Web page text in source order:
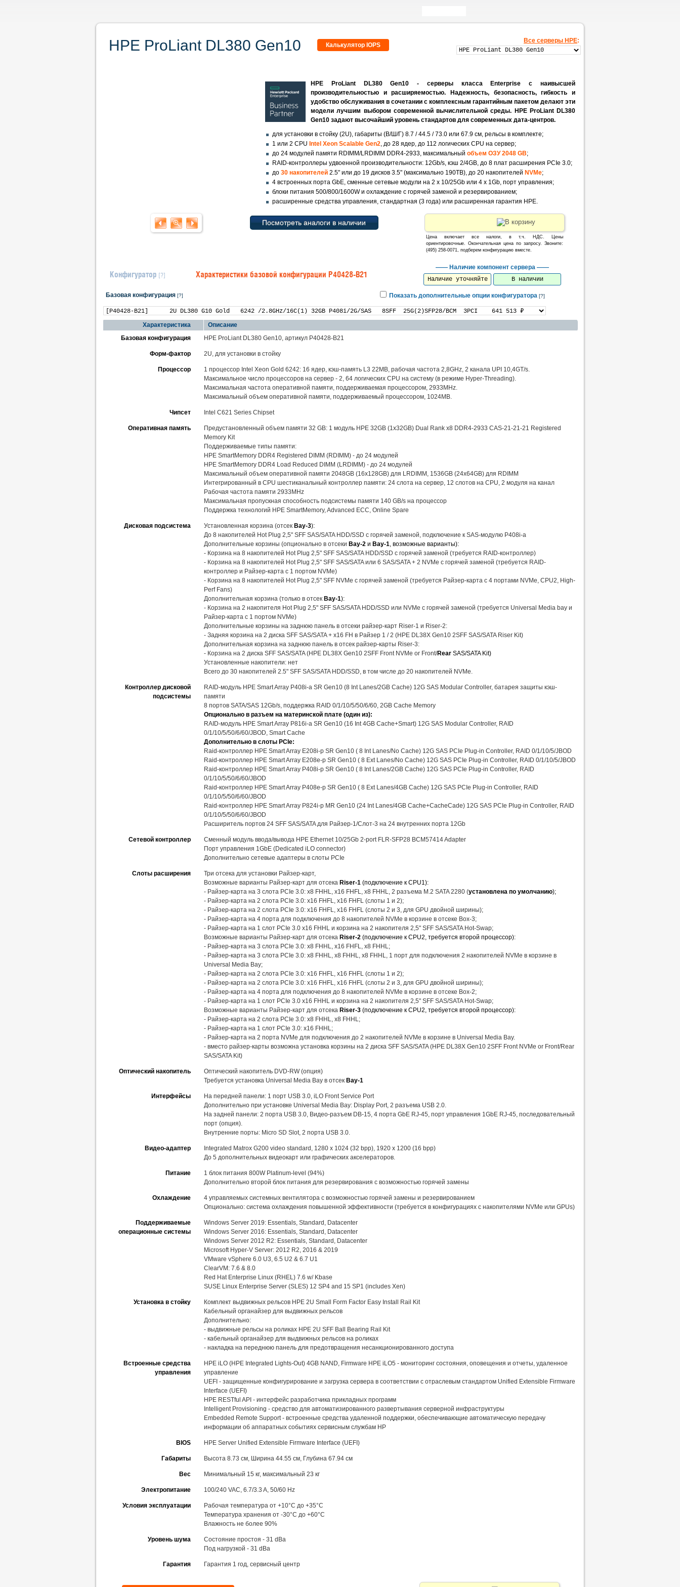
HPE ProLiant DL380 Gen10 Калькулятор IOPS
Все серверы HPE:
HPE ProLiant DL380 Gen10 - серверы класса Enterprise с наивысшей
производительностью и расширяемостью. Надежность, безопасность, гибкость и
удобство обслуживания в сочетании с комплексным гарантийным пакетом делают эти
модели лучшим выбором современной вычислительной среды. HPE ProLiant DL380
Gen10 задают высочайший уровень стандартов для современных дата-центров.
для установки в стойку (2U), габариты (В/Ш/Г) 8.7 / 44.5 / 73.0 или 67.9 см, рельсы в комплекте;
1 или 2 CPU Intel Xeon Scalable Gen2, до 28 ядер, до 112 логических CPU на сервер;
до 24 модулей памяти RDIMM/LRDIMM DDR4-2933, максимальный объем ОЗУ 2048 GB;
RAID-контроллеры удвоенной производительности: 12Gb/s, кэш 2/4GB, до 8 плат расширения PCIe 3.0;
до 30 накопителей 2.5" или до 19 дисков 3.5" (максимально 190TB), до 20 накопителей NVMe;
4 встроенных порта GbE, сменные сетевые модули на 2 x 10/25Gb или 4 x 1Gb, порт управления;
блоки питания 500/800/1600W и охлаждение с горячей заменой и резервированием;
расширенные средства управления, стандартная (3 года) или расширенная гарантия HPE.
Посмотреть аналоги в наличии
Цена включает все налоги, в т.ч. НДС. Цены
ориентировочные. Окончательная цена по запросу. Звоните:
(495) 258-0071, подберем конфигурацию вместе.
Конфигуратор [?] Характеристики базовой конфигурации P40428-B21
—— Наличие компонент сервера ——
Наличие уточняйте
В наличии
Базовая конфигурация [?] Показать дополнительные опции конфигуратора [?]
Характеристика
Описание
Базовая конфигурация
HPE ProLiant DL380 Gen10, артикул P40428-B21
Форм-фактор 2U, для установки в стойку
Процессор
1 процессор Intel Xeon Gold 6242: 16 ядер, кэш-память L3 22MB, рабочая частота 2,8GHz, 2 канала UPI 10,4GT/s.
Максимальное число процессоров на сервер - 2, 64 логических CPU на систему (в режиме Hyper-Threading).
Максимальная частота оперативной памяти, поддерживаемая процессором, 2933MHz.
Максимальный объем оперативной памяти, поддерживаемый процессором, 1024MB.
Чипсет Intel C621 Series Chipset
Оперативная память
Предустановленный объем памяти 32 GB: 1 модуль HPE 32GB (1x32GB) Dual Rank x8 DDR4-2933 CAS-21-21-21 Registered
Memory Kit
Поддерживаемые типы памяти:
HPE SmartMemory DDR4 Registered DIMM (RDIMM) - до 24 модулей
HPE SmartMemory DDR4 Load Reduced DIMM (LRDIMM) - до 24 модулей
Максимальный объем оперативной памяти 2048GB (16x128GB) для LRDIMM, 1536GB (24x64GB) для RDIMM
Интегрированный в CPU шестиканальный контроллер памяти: 24 слота на сервер, 12 слотов на CPU, 2 модуля на канал
Рабочая частота памяти 2933MHz
Максимальная пропускная способность подсистемы памяти 140 GB/s на процессор
Поддержка технологий HPE SmartMemory, Advanced ECC, Online Spare
Дисковая подсистема Установленная корзина (отсек Bay-3):
До 8 накопителей Hot Plug 2,5" SFF SAS/SATA HDD/SSD с горячей заменой, подключение к SAS-модулю P408i-a
Дополнительные корзины (опционально в отсеки Bay-2 и Bay-1, возможные варианты):
- Корзина на 8 накопителей Hot Plug 2,5" SFF SAS/SATA HDD/SSD с горячей заменой (требуется RAID-контроллер)
- Корзина на 8 накопителей Hot Plug 2,5" SFF SAS/SATA или 6 SAS/SATA + 2 NVMe с горячей заменой (требуется RAID-
контроллер и Райзер-карта с 1 портом NVMe)
- Корзина на 8 накопителей Hot Plug 2,5" SFF NVMe с горячей заменой (требуется Райзер-карта с 4 портами NVMe, CPU2, High-
Perf Fans)
Дополнительная корзина (только в отсек Bay-1):
- Корзина на 2 накопителя Hot Plug 2,5" SFF SAS/SATA HDD/SSD или NVMe с горячей заменой (требуется Universal Media bay и
Райзер-карта с 1 портом NVMe)
Дополнительные корзины на заднюю панель в отсеки райзер-карт Riser-1 и Riser-2:
- Задняя корзина на 2 диска SFF SAS/SATA + x16 FH в Райзер 1 / 2 (HPE DL38X Gen10 2SFF SAS/SATA Riser Kit)
Дополнительная корзина на заднюю панель в отсек райзер-карты Riser-3:
- Корзина на 2 диска SFF SAS/SATA (HPE DL38X Gen10 2SFF Front NVMe or Front/Rear SAS/SATA Kit)
Установленные накопители: нет
Всего до 30 накопителей 2.5" SFF SAS/SATA HDD/SSD, в том числе до 20 накопителей NVMe.
Контроллер дисковой
подсистемы
RAID-модуль HPE Smart Array P408i-a SR Gen10 (8 Int Lanes/2GB Cache) 12G SAS Modular Controller, батарея защиты кэш-
памяти
8 портов SATA/SAS 12Gb/s, поддержка RAID 0/1/10/5/50/6/60, 2GB Cache Memory
Опционально в разъем на материнской плате (один из):
RAID-модуль HPE Smart Array P816i-a SR Gen10 (16 Int 4GB Cache+Smart) 12G SAS Modular Controller, RAID
0/1/10/5/50/6/60/JBOD, Smart Cache
Дополнительно в слоты PCIe:
Raid-контроллер HPE Smart Array E208i-p SR Gen10 ( 8 Int Lanes/No Cache) 12G SAS PCIe Plug-in Controller, RAID 0/1/10/5/JBOD
Raid-контроллер HPE Smart Array E208e-p SR Gen10 ( 8 Ext Lanes/No Cache) 12G SAS PCIe Plug-in Controller, RAID 0/1/10/5/JBOD
Raid-контроллер HPE Smart Array P408i-p SR Gen10 ( 8 Int Lanes/2GB Cache) 12G SAS PCIe Plug-in Controller, RAID
0/1/10/5/50/6/60/JBOD
Raid-контроллер HPE Smart Array P408e-p SR Gen10 ( 8 Ext Lanes/4GB Cache) 12G SAS PCIe Plug-in Controller, RAID
0/1/10/5/50/6/60/JBOD
Raid-контроллер HPE Smart Array P824i-p MR Gen10 (24 Int Lanes/4GB Cache+CacheCade) 12G SAS PCIe Plug-in Controller, RAID
0/1/10/5/50/6/60/JBOD
Расширитель портов 24 SFF SAS/SATA для Райзер-1/Слот-3 на 24 внутренних порта 12Gb
Сетевой контроллер
Сменный модуль ввода/вывода HPE Ethernet 10/25Gb 2-port FLR-SFP28 BCM57414 Adapter
Порт управления 1GbE (Dedicated iLO connector)
Дополнительно сетевые адаптеры в слоты PCIe
Слоты расширения
Три отсека для установки Райзер-карт,
Возможные варианты Райзер-карт для отсека Riser-1 (подключение к CPU1):
- Райзер-карта на 3 слота PCIe 3.0: x8 FHHL, x16 FHFL, x8 FHHL, 2 разъема M.2 SATA 2280 (установлена по умолчанию);
- Райзер-карта на 2 слота PCIe 3.0: x16 FHFL, x16 FHFL (слоты 1 и 2);
- Райзер-карта на 2 слота PCIe 3.0: x16 FHFL, x16 FHFL (слоты 2 и 3, для GPU двойной ширины);
- Райзер-карта на 4 порта для подключения до 8 накопителей NVMe в корзине в отсеке Box-3;
- Райзер-карта на 1 слот PCIe 3.0 x16 FHHL и корзина на 2 накопителя 2,5" SFF SAS/SATA Hot-Swap;
Возможные варианты Райзер-карт для отсека Riser-2 (подключение к CPU2, требуется второй процессор):
- Райзер-карта на 3 слота PCIe 3.0: x8 FHHL, x16 FHFL, x8 FHHL;
- Райзер-карта на 3 слота PCIe 3.0: x8 FHHL, x8 FHHL, x8 FHHL, 1 порт для подключения 2 накопителей NVMe в корзине в
Universal Media Bay;
- Райзер-карта на 2 слота PCIe 3.0: x16 FHFL, x16 FHFL (слоты 1 и 2);
- Райзер-карта на 2 слота PCIe 3.0: x16 FHFL, x16 FHFL (слоты 2 и 3, для GPU двойной ширины);
- Райзер-карта на 4 порта для подключения до 8 накопителей NVMe в корзине в отсеке Box-2;
- Райзер-карта на 1 слот PCIe 3.0 x16 FHHL и корзина на 2 накопителя 2,5" SFF SAS/SATA Hot-Swap;
Возможные варианты Райзер-карт для отсека Riser-3 (подключение к CPU2, требуется второй процессор):
- Райзер-карта на 2 слота PCIe 3.0: x8 FHHL, x8 FHHL;
- Райзер-карта на 1 слот PCIe 3.0: x16 FHHL;
- Райзер-карта на 2 порта NVMe для подключения до 2 накопителей NVMe в корзине в Universal Media Bay.
- вместо райзер-карты возможна установка корзины на 2 диска SFF SAS/SATA (HPE DL38X Gen10 2SFF Front NVMe or Front/Rear
SAS/SATA Kit)
Оптический накопитель
Оптический накопитель DVD-RW (опция)
Требуется установка Universal Media Bay в отсек Bay-1
Интерфейсы
На передней панели: 1 порт USB 3.0, iLO Front Service Port
Дополнительно при установке Universal Media Bay: Display Port, 2 разъема USB 2.0.
На задней панели: 2 порта USB 3.0, Видео-разъем DB-15, 4 порта GbE RJ-45, порт управления 1GbE RJ-45, последовательный
порт (опция).
Внутренние порты: Micro SD Slot, 2 порта USB 3.0.
Видео-адаптер
Integrated Matrox G200 video standard, 1280 x 1024 (32 bpp), 1920 x 1200 (16 bpp)
До 5 дополнительных видеокарт или графических акселераторов.
Питание
1 блок питания 800W Platinum-level (94%)
Дополнительно второй блок питания для резервирования с возможностью горячей замены
Охлаждение
4 управляемых системных вентилятора с возможностью горячей замены и резервированием
Опционально: система охлаждения повышенной эффективности (требуется в конфигурациях с накопителями NVMe или GPUs)
Поддерживаемые
операционные системы
Windows Server 2019: Essentials, Standard, Datacenter
Windows Server 2016: Essentials, Standard, Datacenter
Windows Server 2012 R2: Essentials, Standard, Datacenter
Microsoft Hyper-V Server: 2012 R2, 2016 & 2019
VMware vSphere 6.0 U3, 6.5 U2 & 6.7 U1
ClearVM: 7.6 & 8.0
Red Hat Enterprise Linux (RHEL) 7.6 w/ Kbase
SUSE Linux Enterprise Server (SLES) 12 SP4 and 15 SP1 (includes Xen)
Установка в стойку
Комплект выдвижных рельсов HPE 2U Small Form Factor Easy Install Rail Kit
Кабельный органайзер для выдвижных рельсов
Дополнительно:
- выдвижные рельсы на роликах HPE 2U SFF Ball Bearing Rail Kit
- кабельный органайзер для выдвижных рельсов на роликах
- накладка на переднюю панель для предотвращения несанкционированного доступа
Встроенные средства
управления
HPE iLO (HPE Integrated Lights-Out) 4GB NAND, Firmware HPE iLO5 - мониторинг состояния, оповещения и отчеты, удаленное
управление
UEFI - защищенные конфигурирование и загрузка сервера в соответствии с отраслевым стандартом Unified Extensible Firmware
Interface (UEFI)
HPE RESTful API - интерфейс разработчика прикладных программ
Intelligent Provisioning - средство для автоматизированного развертывания серверной инфраструктуры
Embedded Remote Support - встроенные средства удаленной поддержки, обеспечивающие автоматическую передачу
информации об аппаратных событиях сервисным службам HP
BIOS HPE Server Unified Extensible Firmware Interface (UEFI)
Габариты Высота 8.73 см, Ширина 44.55 см, Глубина 67.94 см
Вес Минимальный 15 кг, максимальный 23 кг
Электропитание 100/240 VAC, 6.7/3.3 A, 50/60 Hz
Условия эксплуатации
Рабочая температура от +10°C до +35°C
Температура хранения от -30°C до +60°C
Влажность не более 90%
Уровень шума
Состояние простоя - 31 dBa
Под нагрузкой - 31 dBa
Гарантия Гарантия 1 год, сервисный центр